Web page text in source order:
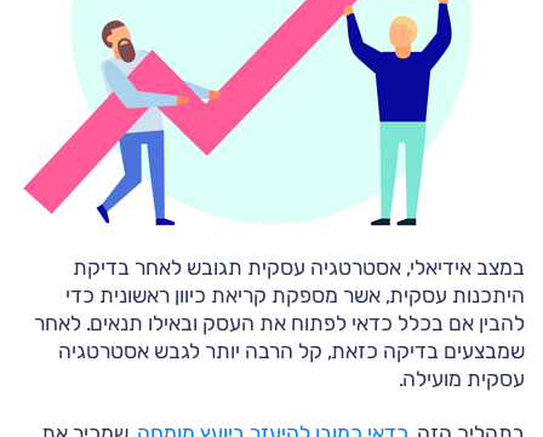
במצב אידיאלי, אסטרטגיה עסקית תגובש לאחר בדיקת
היתכנות עסקית, אשר מספקת קריאת כיוון ראשונית כדי
להבין אם בכלל כדאי לפתוח את העסק ובאילו תנאים. לאחר
שמבצעים בדיקה כזאת, קל הרבה יותר לגבש אסטרטגיה
עסקית מועילה.